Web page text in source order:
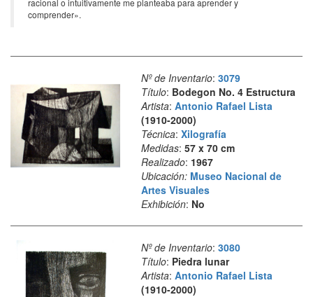
racional o intuitivamente me planteaba para aprender y
comprender».
Nº de Inventario: 3079
Título: Bodegon No. 4 Estructura
Artista: Antonio Rafael Lista
(1910-2000)
Técnica: Xilografía
Medidas: 57 x 70 cm
Realizado: 1967
Ubicación: Museo Nacional de
Artes Visuales
Exhibición: No
Nº de Inventario: 3080
Título: Piedra lunar
Artista: Antonio Rafael Lista
(1910-2000)